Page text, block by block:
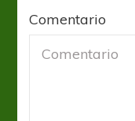
Comentario